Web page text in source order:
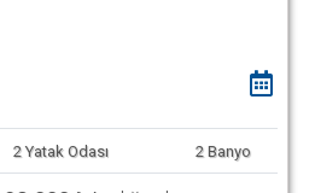
2 Yatak Odası 2 Banyo